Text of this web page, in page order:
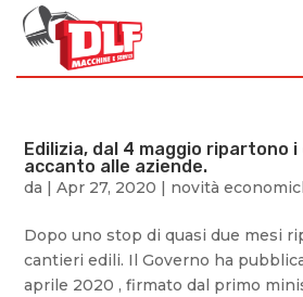
Edilizia, dal 4 maggio ripartono
accanto alle aziende.
da |Apr 27, 2020 | novità
Dopo uno stop di quasi due mesi
cantieri edili. Il Governo ha
aprile 2020 , firmato dal primo